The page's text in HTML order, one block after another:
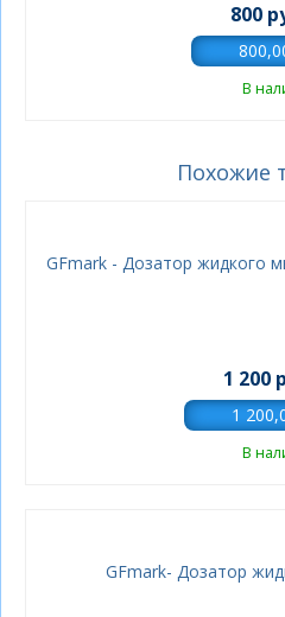
800
В
Похожие
GFmark - Дозатор жидкого
1 200
В
GFmark-